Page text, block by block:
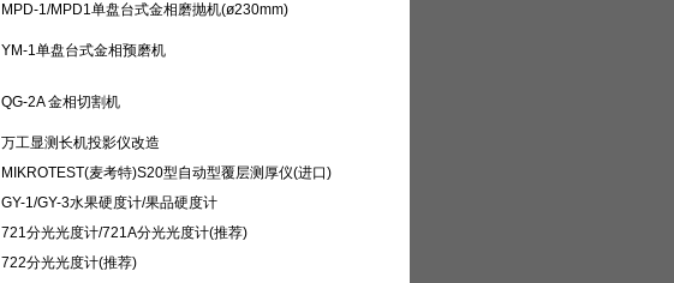
MPD-1/MPD1单盘台式金相磨抛机(ø230mm)
YM-1单盘台式金相预磨机
QG-2A 金相切割机
万工显测长机投影仪改造
MIKROTEST(麦考特)S20型自动型覆层测厚仪(进口)
GY-1/GY-3水果硬度计/果品硬度计
721分光光度计/721A分光光度计(推荐)
722分光光度计(推荐)